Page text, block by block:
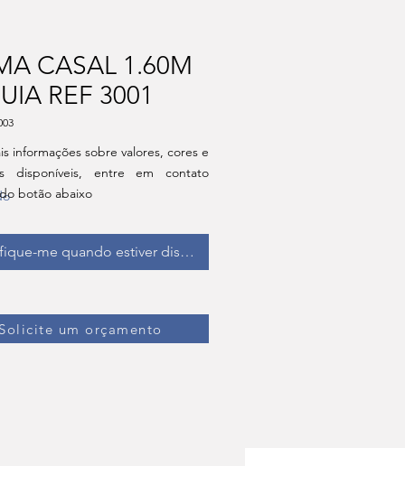
CASAL 1.60M
REF 3001
me quando estiver disponível
um orçamento
informações sobre valores, cores e
disponíveis, entre em contato
botão abaixo